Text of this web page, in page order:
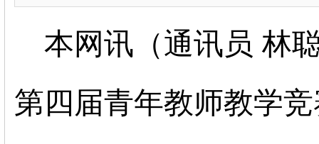
本网讯（通讯员 林
第四届青年教师教学